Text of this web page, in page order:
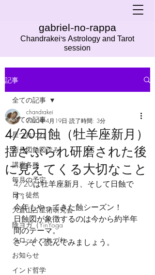
gabriel-no-rappa
Chandrakei's Astrology and Tarot
session
記事
全ての記事
星つれづれ
新月図蝕図読み
講座各種
毎月の予定
日々徒然
大倉山占星術研究会
陰ヨガ（YinYoga
タロットつれづれ
お知らせ
インド哲学
全ての記事
4/20日蝕（牡羊座新月）
揺さぶられ研磨された後
に見えてくる大切なこと
chandrakei
2023年4月19日 読了時間: 3分
4/20は牡羊座新月、そして日蝕で
す。
今年もやってきた蝕シーズン！
日蝕図が象徴するのは今から約半年
間のテーマ。
さっそく読んでみましょう。